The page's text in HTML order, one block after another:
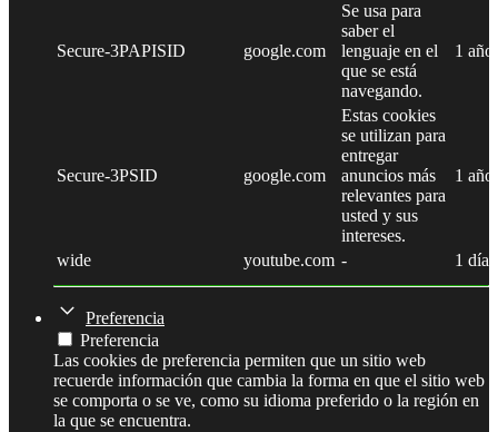
Secure-3PAPISID google.com
Se usa para
saber el
lenguaje en el
que se está
navegando.
1 año
Secure-3PSID google.com
Estas cookies
se utilizan para
entregar
anuncios más
relevantes para
usted y sus
intereses.
1 año
wide youtube.com - 1 día
Preferencia
Preferencia
Las cookies de preferencia permiten que un sitio web
recuerde información que cambia la forma en que el sitio web
se comporta o se ve, como su idioma preferido o la región en
la que se encuentra.